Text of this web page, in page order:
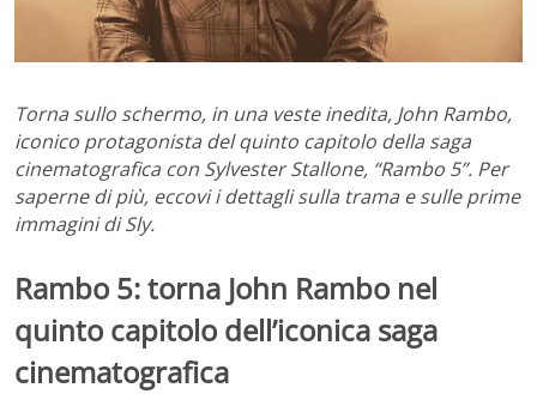
Torna sullo schermo, in una veste inedita, John Rambo,
iconico protagonista del quinto capitolo della saga
cinematografica con Sylvester Stallone, “Rambo 5”. Per
saperne di più, eccovi i dettagli sulla trama e sulle prime
immagini di Sly.
Rambo 5: torna John Rambo nel
quinto capitolo dell’iconica saga
cinematografica